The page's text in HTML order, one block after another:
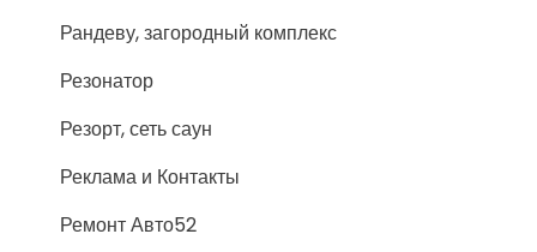
Рандеву, загородный комплекс
Резонатор
Резорт, сеть саун
Реклама и Контакты
Ремонт Авто52